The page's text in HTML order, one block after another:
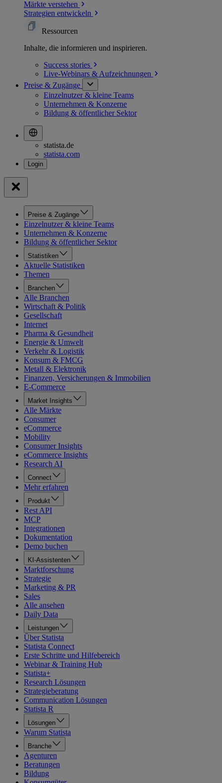
Märkte verstehen
Strategien entwickeln
Ressourcen
Inhalte, die informieren und inspirieren.
Success stories
Live-Webinars & Aufzeichnungen
Preise & Zugänge
Einzelnutzer & kleine Teams
Unternehmen & Konzerne
Bildung & öffentlicher Sektor
statista.de
statista.com
Preise & Zugänge
Einzelnutzer & kleine Teams
Unternehmen & Konzerne
Bildung & öffentlicher Sektor
Statistiken
Aktuelle Statistiken
Themen
Branchen
Alle Branchen
Wirtschaft & Politik
Gesellschaft
Internet
Pharma & Gesundheit
Energie & Umwelt
Verkehr & Logistik
Konsum & FMCG
Metall & Elektronik
Finanzen, Versicherungen & Immobilien
E-Commerce
Market Insights
Alle Märkte
Consumer
eCommerce
Mobility
Consumer Insights
eCommerce Insights
Research AI
Connect
Mehr erfahren
Produkt
Rest API
MCP
Integrationen
Dokumentation
Demo buchen
KI-Assistenten
Marktforschung
Strategie
Marketing & PR
Sales
Alle ansehen
Daily Data
Leistungen
Über Statista
Statista Connect
Erste Schritte und Hilfebereich
Webinar & Training Hub
Statista+
Research Lösungen
Strategieberatung
Communication Lösungen
Statista R
Lösungen
Warum Statista
Branche
Agenturen
Beratungen
Bildung